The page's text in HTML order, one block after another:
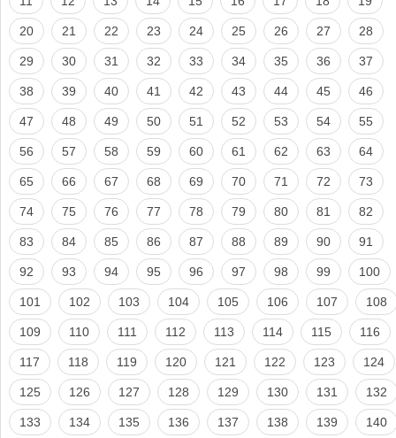
20 21 22 23 24 25 26 27 28
29 30 31 32 33 34 35 36 37
38 39 40 41 42 43 44 45 46
47 48 49 50 51 52 53 54 55
56 57 58 59 60 61 62 63 64
65 66 67 68 69 70 71 72 73
74 75 76 77 78 79 80 81 82
83 84 85 86 87 88 89 90 91
92 93 94 95 96 97 98 99 100
101 102 103 104 105 106 107 108
109 110 111 112 113 114 115 116
117 118 119 120 121 122 123 124
125 126 127 128 129 130 131 132
133 134 135 136 137 138 139 140